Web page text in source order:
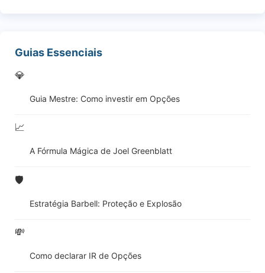
Guias Essenciais
💎
Guia Mestre: Como investir em Opções
📈
A Fórmula Mágica de Joel Greenblatt
🛡️
Estratégia Barbell: Proteção e Explosão
💸
Como declarar IR de Opções